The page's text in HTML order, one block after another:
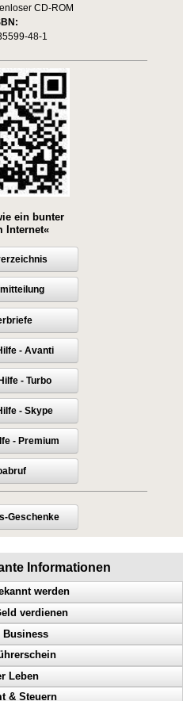
CD-ROM
48-1
ein bunter
Internet«
- Avanti
- Turbo
- Skype
- Premium
Geschenke
Informationen
werden
Neukundengewinnung,
Bekanntheit, Ranking erhöhen
mehr Besucher
ansprechen, mehr Besucher
verdienen
mehr Besucher
Werbung, Onlineshop
Auktion
gewinnen, Struktur
Business
Doppel Content
zuhause aus, Werbung machen
Radarfalle, Polizeikontrolle
Leben
& Steuern